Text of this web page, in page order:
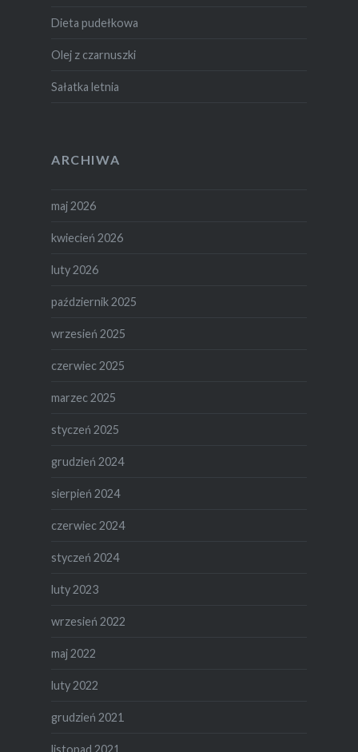
Dieta pudełkowa
Olej z czarnuszki
Sałatka letnia
ARCHIWA
maj 2026
kwiecień 2026
luty 2026
październik 2025
wrzesień 2025
czerwiec 2025
marzec 2025
styczeń 2025
grudzień 2024
sierpień 2024
czerwiec 2024
styczeń 2024
luty 2023
wrzesień 2022
maj 2022
luty 2022
grudzień 2021
listopad 2021